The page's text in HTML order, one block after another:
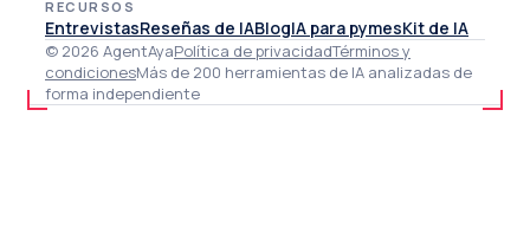
RECURSOS
EntrevistasReseñas de IABlogIA para pymesKit de IA
© 2026 AgentAyaPolítica de privacidadTérminos y
condicionesMás de 200 herramientas de IA analizadas de
forma independiente